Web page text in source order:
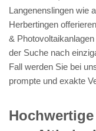
Langenenslingen wie
Herbertingen
&
der Suche nach
Fall werden Sie bei
prompte und exakte